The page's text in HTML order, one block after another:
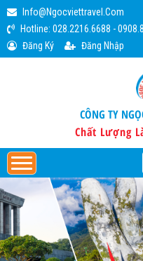
Info@ngocviettravel.com
Hotline: 028.2216.6688 -
Đăng Ký
Đăng Nhập
CÔNG TY
Chất Lượng